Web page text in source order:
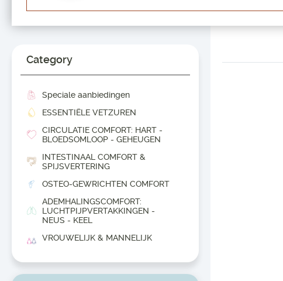
Category
Speciale aanbiedingen
ESSENTIËLE VETZUREN
CIRCULATIE COMFORT: HART -
BLOEDSOMLOOP - GEHEUGEN
INTESTINAAL COMFORT &
SPIJSVERTERING
OSTEO-GEWRICHTEN COMFORT
ADEMHALINGSCOMFORT:
LUCHTPIJPVERTAKKINGEN -
NEUS - KEEL
VROUWELIJK & MANNELIJK
GEWICHTSCONTROLE